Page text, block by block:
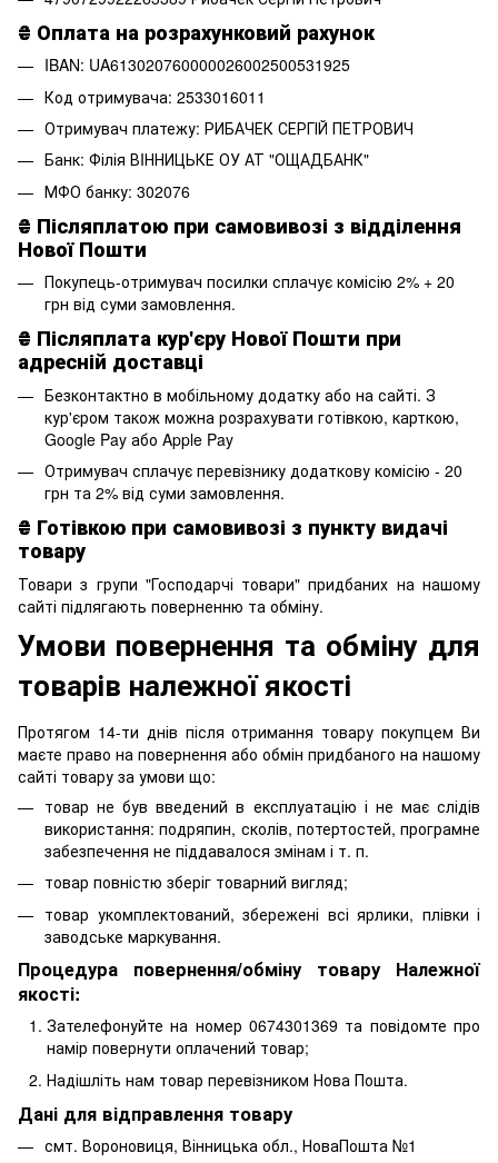
₴ Оплата на розрахунковий рахунок
IBAN: UA613020760000026002500531925
Код отримувача: 2533016011
Отримувач платежу: РИБАЧЕК СЕРГІЙ ПЕТРОВИЧ
Банк: Філія ВIННИЦЬКЕ ОУ АТ "ОЩАДБАНК"
МФО банку: 302076
₴ Післяплатою при самовивозі з відділення
Нової Пошти
Покупець-отримувач посилки сплачує комісію 2% + 20
грн від суми замовлення.
₴ Післяплата кур'єру Нової Пошти при
адресній доставці
Безконтактно в мобільному додатку або на сайті. З
кур'єром також можна розрахувати готівкою, карткою,
Google Pay або Apple Pay
Отримувач сплачує перевізнику додаткову комісію - 20
грн та 2% від суми замовлення.
₴ Готівкою при самовивозі з пункту видачі
товару
Товари з групи "Господарчі товари" придбаних на нашому
сайті підлягають поверненню та обміну.
Умови повернення та обміну для
товарів належної якості
Протягом 14-ти днів після отримання товару покупцем Ви
маєте право на повернення або обмін придбаного на нашому
сайті товару за умови що:
товар не був введений в експлуатацію і не має слідів
використання: подряпин, сколів, потертостей, програмне
забезпечення не піддавалося змінам і т. п.
товар повністю зберіг товарний вигляд;
товар укомплектований, збережені всі ярлики, плівки і
заводське маркування.
Процедура повернення/обміну товару Належної
якості:
Зателефонуйте на номер 0674301369 та повідомте про
намір повернути оплачений товар;
Надішліть нам товар перевізником Нова Пошта.
Дані для відправлення товару
смт. Вороновиця, Вінницька обл., НоваПошта №1